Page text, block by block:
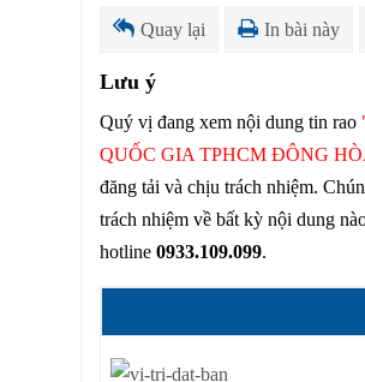
Quay lại In bài này
Lưu ý
Quý vị đang xem nội dung tin rao
QUỐC GIA TPHCM ĐÔNG
đăng tải và chịu trách nhiệm.
trách nhiệm về bất kỳ nội dung
hotline 0933.109.099.